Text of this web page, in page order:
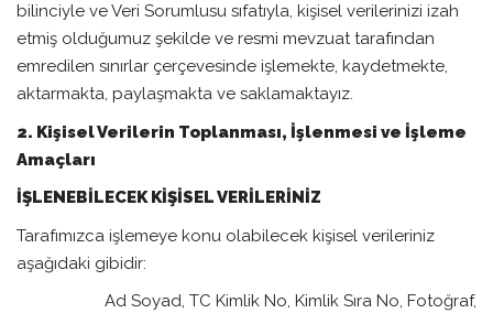
bilinciyle ve Veri Sorumlusu sıfatıyla, kişisel verilerinizi izah
etmiş olduğumuz şekilde ve resmi mevzuat tarafından
emredilen sınırlar çerçevesinde işlemekte, kaydetmekte,
aktarmakta, paylaşmakta ve saklamaktayız.
2. Kişisel Verilerin Toplanması, İşlenmesi ve İşleme
Amaçları
İŞLENEBİLECEK KİŞİSEL VERİLERİNİZ
Tarafımızca işlemeye konu olabilecek kişisel verileriniz
aşağıdaki gibidir:
Ad Soyad, TC Kimlik No, Kimlik Sıra No, Fotoğraf,